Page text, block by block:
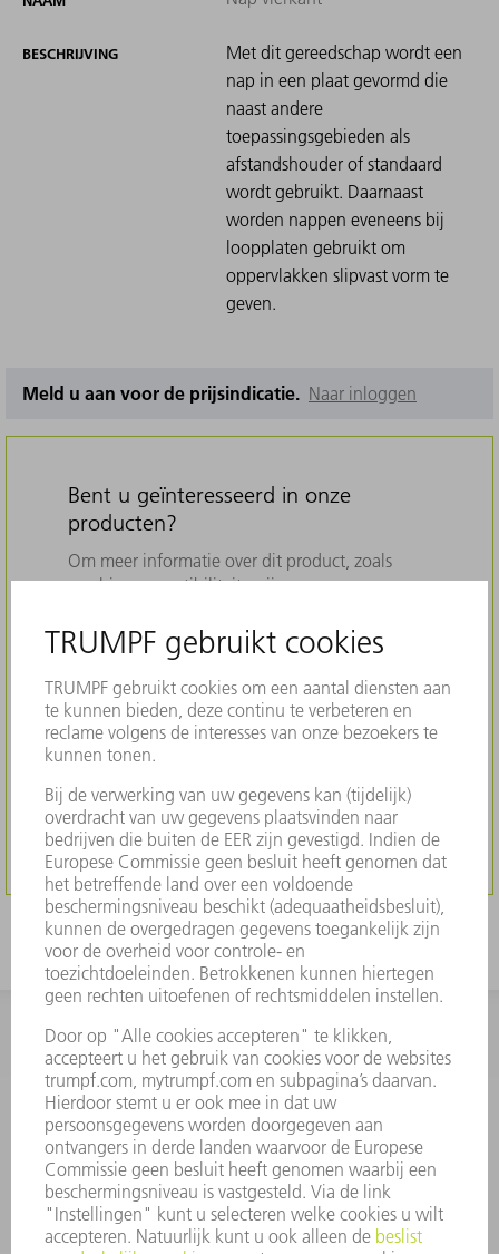
BESCHRIJVING
Met dit gereedschap wordt een
nap in een plaat gevormd die
naast andere
toepassingsgebieden als
afstandshouder of standaard
wordt gebruikt. Daarnaast
worden nappen eveneens bij
loopplaten gebruikt om
oppervlakken slipvast vorm te
geven.
Meld u aan voor de prijsindicatie. Naar inloggen
Bent u geïnteresseerd in onze
producten?
Om meer informatie over dit product, zoals
machinecompatibiliteit, prijs en
een registratie bij MyTRUMPF verplicht. Ons
platform biedt vele nuttige functies en maakt
het voor u mogelijk alle onderdelen voor uw
TRUMPF-machine eenvoudig te vinden.
NAAR INLOGGEN
INFORMATIE
Veel gestelde vragen
Algemene voorwaarden
CONTACT
+31 88 4002 400
Ma. - vr. 8.00 - 17.00 uur
onderdelen.tnl@de.trumpf.com